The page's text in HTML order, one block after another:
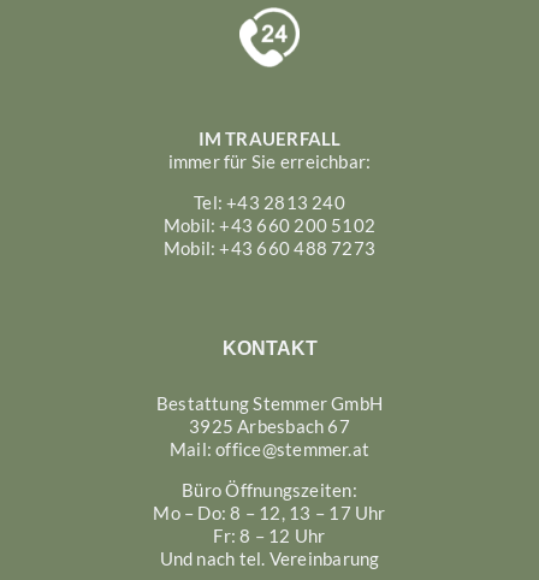
IM TRAUERFALL
immer für Sie erreichbar:
Tel: +43 2813 240
Mobil: +43 660 200 5102
Mobil: +43 660 488 7273
KONTAKT
Bestattung Stemmer GmbH
3925 Arbesbach 67
Mail:office@stemmer.at
Büro Öffnungszeiten:
Mo – Do: 8 – 12, 13 – 17 Uhr
Fr: 8 – 12 Uhr
Und nach tel. Vereinbarung